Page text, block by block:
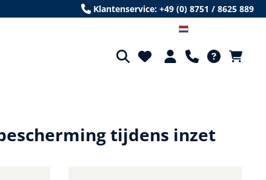
Klantenservice: +49 (0) 8751 / 8625 889
tijdens inzet